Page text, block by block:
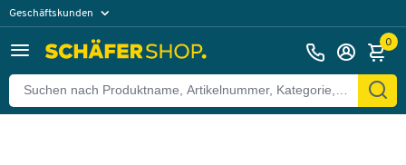
Geschäftskunden
0
Zurück